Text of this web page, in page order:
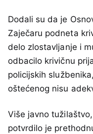
Dodali su da je
Zaječaru podneta
delo zlostavljanje i
odbacilo krivičnu
policijskih
oštećenog nisu
Više javno
potvrdilo je